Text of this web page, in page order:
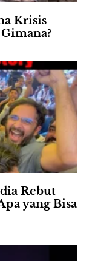
Krisis
Rebut
yang Bisa